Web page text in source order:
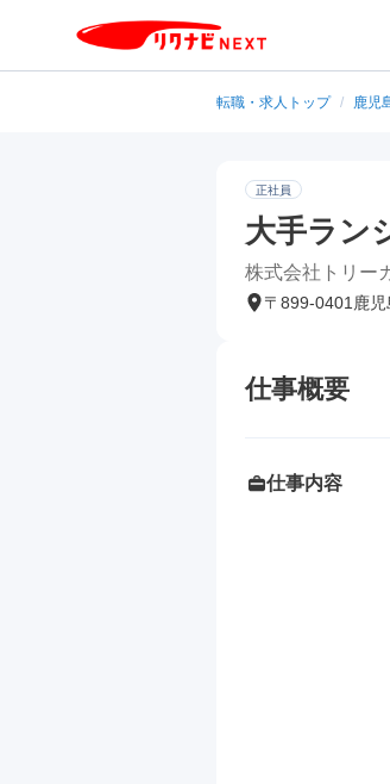
転職・求人トップ / 鹿児
正社員
大手ラン
株式会社トリー
〒899-0401鹿
仕事概要
仕事内容